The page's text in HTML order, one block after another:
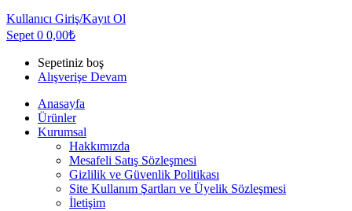
Kullanıcı Giriş/Kayıt Ol
Sepet 0 0,00₺
Sepetiniz boş
Alışverişe Devam
Anasayfa
Ürünler
Kurumsal
Hakkımızda
Mesafeli Satış Sözleşmesi
Gizlilik ve Güvenlik Politikası
Site Kullanım Şartları ve Üyelik Sözleşmesi
İletişim